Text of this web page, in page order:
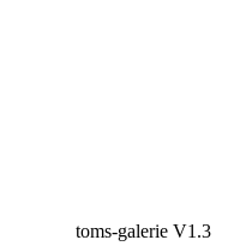
toms-galerie V1.3